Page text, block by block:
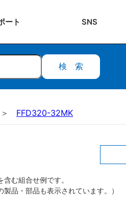
ート SNS
検索
FFD320-32MK
む組合せ例です。
製品・部品も表示されています。）